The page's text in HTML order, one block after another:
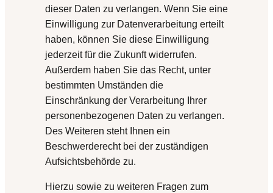
dieser Daten zu verlangen. Wenn Sie eine
Einwilligung zur Datenverarbeitung erteilt
haben, können Sie diese Einwilligung
jederzeit für die Zukunft widerrufen.
Außerdem haben Sie das Recht, unter
bestimmten Umständen die
Einschränkung der Verarbeitung Ihrer
personenbezogenen Daten zu verlangen.
Des Weiteren steht Ihnen ein
Beschwerderecht bei der zuständigen
Aufsichtsbehörde zu.
Hierzu sowie zu weiteren Fragen zum